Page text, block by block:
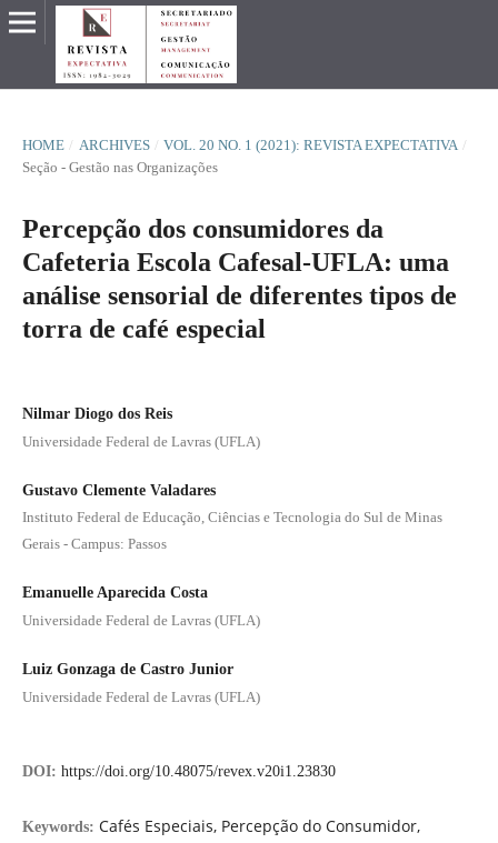
HOME / ARCHIVES / VOL. 20 NO. 1 (2021): REVISTA EXPECTATIVA /
Seção - Gestão nas Organizações
Percepção dos consumidores da
Cafeteria Escola Cafesal-UFLA: uma
análise sensorial de diferentes tipos de
torra de café especial
Nilmar Diogo dos Reis
Universidade Federal de Lavras (UFLA)
Gustavo Clemente Valadares
Instituto Federal de Educação, Ciências e Tecnologia do Sul de Minas
Gerais - Campus: Passos
Emanuelle Aparecida Costa
Universidade Federal de Lavras (UFLA)
Luiz Gonzaga de Castro Junior
Universidade Federal de Lavras (UFLA)
DOI: https://doi.org/10.48075/revex.v20i1.23830
Keywords: Cafés Especiais, Percepção do Consumidor,